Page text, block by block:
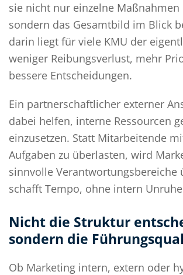
sie nicht nur einzelne
sondern das Gesamtbild im Blick
darin liegt für viele KMU der
weniger Reibungsverlust, mehr
bessere Entscheidungen.
Ein partnerschaftlicher externer
dabei helfen, interne Ressourcen
einzusetzen. Statt Mitarbeitende
Aufgaben zu überlasten, wird
sinnvolle Verantwortungsbereiche
schafft Tempo, ohne intern
Nicht die Struktur
sondern die
Ob Marketing intern, extern oder